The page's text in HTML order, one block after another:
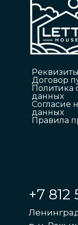
+7
Договор
Политика
данных
Согласие
данных
Правила